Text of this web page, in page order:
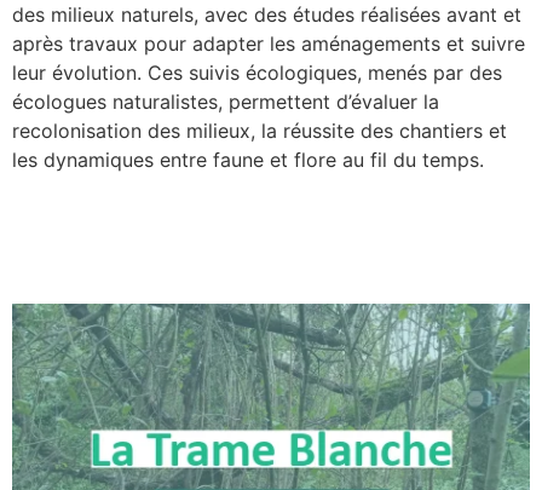
des milieux naturels, avec des études réalisées avant et
après travaux pour adapter les aménagements et suivre
leur évolution. Ces suivis écologiques, menés par des
écologues naturalistes, permettent d’évaluer la
recolonisation des milieux, la réussite des chantiers et
les dynamiques entre faune et flore au fil du temps.